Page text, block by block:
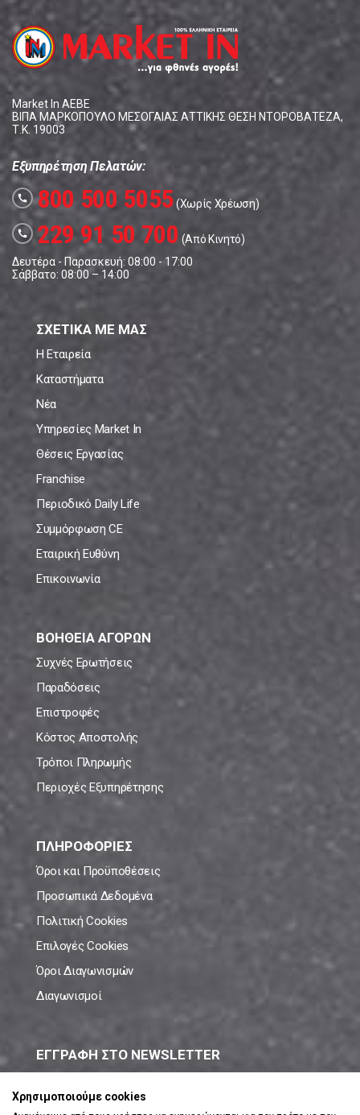
Market In ΑΕΒΕ
ΒΙΠΑ ΜΑΡΚΟΠΟΥΛΟ ΜΕΣΟΓΑΙΑΣ ΑΤΤΙΚΗΣ ΘΕΣΗ ΝΤΟΡΟΒΑΤΕΖΑ,
Τ.Κ. 19003
Εξυπηρέτηση Πελατών:
call 800 500 5055(Χωρίς Χρέωση)
call 229 91 50 700 (Από Κινητό)
Δευτέρα - Παρασκευή: 08:00 - 17:00
Σάββατο: 08:00 – 14:00
ΣΧΕΤΙΚΑ ΜΕ ΜΑΣ
Η Εταιρεία
Καταστήματα
Νέα
Υπηρεσίες Market In
Θέσεις Εργασίας
Franchise
Περιοδικό Daily Life
Συμμόρφωση CE
Εταιρική Ευθύνη
Επικοινωνία
ΒΟΗΘΕΙΑ ΑΓΟΡΩΝ
Συχνές Ερωτήσεις
Παραδόσεις
Επιστροφές
Κόστος Αποστολής
Τρόποι Πληρωμής
Περιοχές Εξυπηρέτησης
ΠΛΗΡΟΦΟΡΙΕΣ
Όροι και Προϋποθέσεις
Προσωπικά Δεδομένα
Πολιτική Cookies
Επιλογές Cookies
Όροι Διαγωνισμών
Διαγωνισμοί
ΕΓΓΡΑΦΗ ΣΤΟ NEWSLETTER
Χρησιμοποιούμε cookies